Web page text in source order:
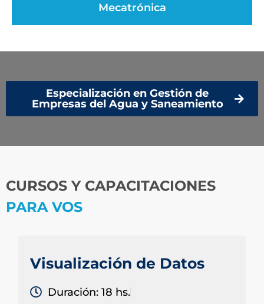
Mecatrónica
Especialización en Gestión de
Empresas del Agua y Saneamiento
CURSOS Y CAPACITACIONES
PARA VOS
Visualización de Datos
Duración: 18 hs.